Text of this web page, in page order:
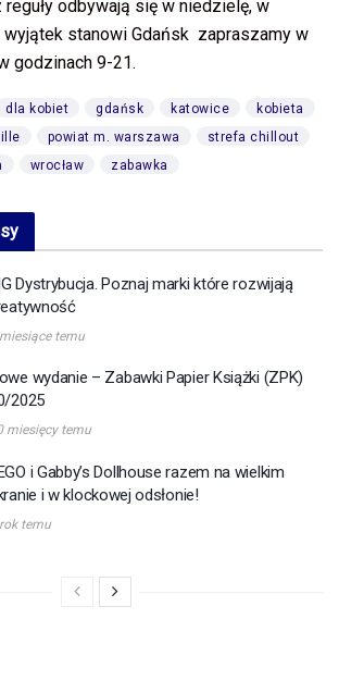
odbywają się w niedzielę, w
wyjątek stanowi Gdańsk zapraszamy w
godzinach 9-21.
dla kobiet gdańsk katowice
kobieta
powiat m. warszawa
strefa chillout
wrocław zabawka
Dystrybucja. Poznaj marki które rozwijają
temu
wydanie – Zabawki Papier Książki (ZPK)
2025
miesięcy temu
i Gabby’s Dollhouse razem na wielkim
i w klockowej odsłonie!
temu